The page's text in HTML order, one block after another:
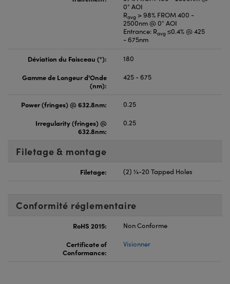
0° AOI
Ravg > 98% FROM 400 -
2500nm @ 0° AOI
Entrance: Ravg ≤0.4% @ 425
- 675nm
Déviation du Faisceau (°):
180
Gamme de Longeur d'Onde
(nm):
425 - 675
Power (fringes) @ 632.8nm:
0.25
Irregularity (fringes) @
632.8nm:
0.25
Filetage & montage
Filetage: (2) ¼-20 Tapped Holes
Conformité réglementaire
RoHS 2015:
Non Conforme
Certificate of
Conformance:
Visionner